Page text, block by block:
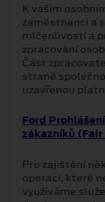
K vašim
zaměstnanci a
mlčenlivostí a
zpracování
Část
straně
uzavřenou
Ford
zákazníků
Pro zajištění
operací, které
využíváme